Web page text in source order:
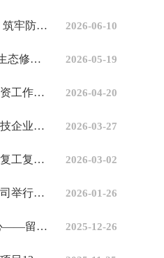
河口镇：加快推进流域治理 筑牢防洪生态双屏障 2026-06-10
留凤关镇：旺峪河畔奏响 “生态修复曲” 2026-05-19
全县重点项目建设暨招商引资工作推进会召开 2026-04-20
凤县与深圳椒房流香生物科技企业签署合作协议 2026-03-27
冯宝平调研重点项目建设及复工复产进展情况 2026-03-02
凤县与合邦电力科技有限公司举行项目洽谈会 2026-01-26
深耕镇域发展 笃行为民初心——留凤关镇2025年重点项目建设工作纪实 2025-12-26